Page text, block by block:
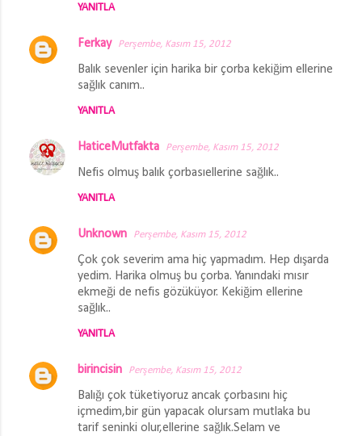
YANITLA
Ferkay Perşembe, Kasım 15, 2012
Balık sevenler için harika bir çorba kekiğim ellerine
sağlık canım..
YANITLA
HaticeMutfakta Perşembe, Kasım 15, 2012
Nefis olmuş balık çorbasıellerine sağlık..
YANITLA
Unknown Perşembe, Kasım 15, 2012
Çok çok severim ama hiç yapmadım. Hep dışarda
yedim. Harika olmuş bu çorba. Yanındaki mısır
ekmeği de nefis gözüküyor. Kekiğim ellerine
sağlık..
YANITLA
birincisin Perşembe, Kasım 15, 2012
Balığı çok tüketiyoruz ancak çorbasını hiç
içmedim,bir gün yapacak olursam mutlaka bu
tarif seninki olur,ellerine sağlık.Selam ve